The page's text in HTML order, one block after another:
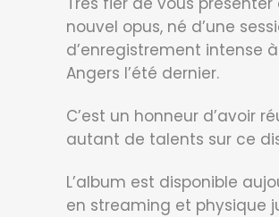
nouvel opus, né d’une
d’enregistrement intense à
Angers l’été dernier.
C’est un honneur d’avoir
autant de talents sur ce
L’album est disponible
en streaming et physique